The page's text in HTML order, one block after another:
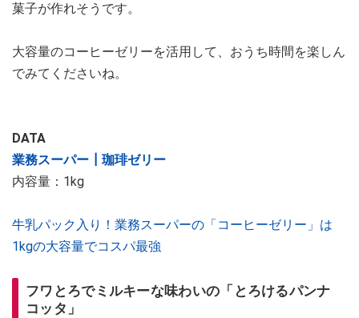
菓子が作れそうです。
大容量のコーヒーゼリーを活用して、おうち時間を楽しん
でみてくださいね。
DATA
業務スーパー┃珈琲ゼリー
内容量：1kg
牛乳パック入り！業務スーパーの「コーヒーゼリー」は
1kgの大容量でコスパ最強
フワとろでミルキーな味わいの「とろけるパンナ
コッタ」